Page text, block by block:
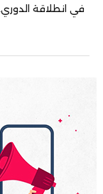
في انطلاقة